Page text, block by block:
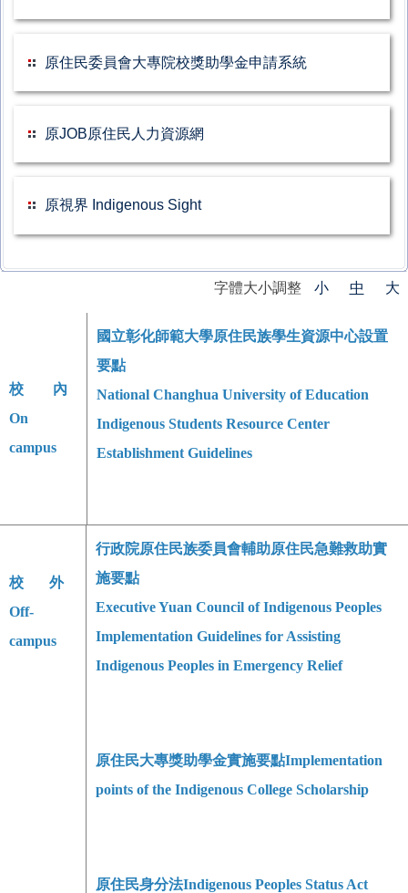
原住民委員會大專院校獎助學金申請系統
原JOB原住民人力資源網
原視界 Indigenous Sight
字體大小調整 小 中 大
校 內
On
campus
國立彰化師範大學原住民族學生資源中心設置
要點
National Changhua University of Education
Indigenous Students Resource Center
Establishment Guidelines
校 外
Off-
campus
行政院原住民族委員會輔助原住民急難救助實
施要點
Executive Yuan Council of Indigenous Peoples
Implementation Guidelines for Assisting
Indigenous Peoples in Emergency Relief
原住民大專獎助學金實施要點Implementation
points of the Indigenous College Scholarship
原住民身分法Indigenous Peoples Status Act